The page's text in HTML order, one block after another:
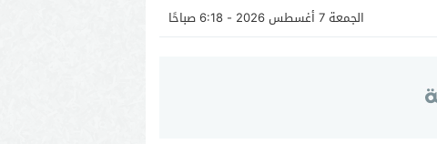
الجمعة 7 أغسطس 2026 - 6:18 صباحًا